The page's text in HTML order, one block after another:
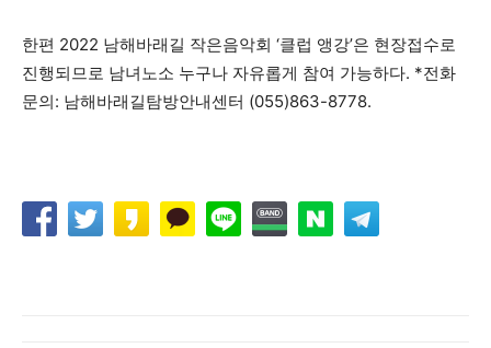
한편 2022 남해바래길 작은음악회 ‘클럽 앵강’은 현장접수로
진행되므로 남녀노소 누구나 자유롭게 참여 가능하다. *전화
문의: 남해바래길탐방안내센터 (055)863-8778.